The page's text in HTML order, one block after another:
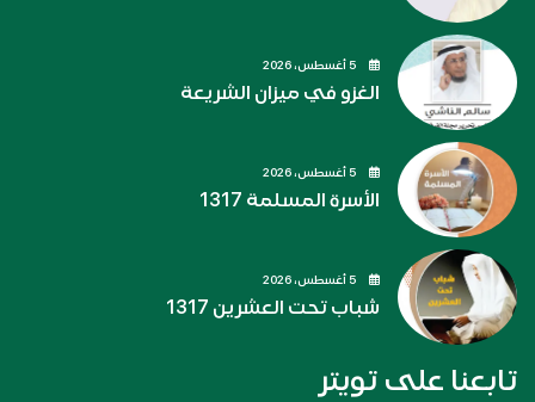
الغزو في ميزان الشريعة
الأسرة المسلمة 1317
شباب تحت العشرين 1317
تابعنا على تويتر